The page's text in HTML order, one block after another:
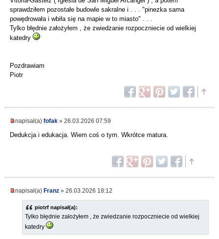
sprawdziłem pozostałe budowle sakralne i . . . "pinezka sama
powędrowała i wbiła się na mapie w to miasto" . . .
Tylko błędnie założyłem , że zwiedzanie rozpoczniecie od wielkiej
katedry
Pozdrawiam
Piotr
napisał(a) fofak » 26.03.2026 07:59
Dedukcja i edukacja. Wiem coś o tym. Wkrótce matura.
napisał(a) Franz » 26.03.2026 18:12
piotrf napisał(a):
Tylko błędnie założyłem , że zwiedzanie rozpoczniecie od wielkiej
katedry